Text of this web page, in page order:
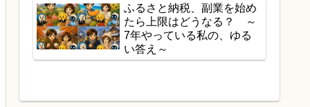
ふるさと納税、副業を始め
たら上限はどうなる？ ～
7年やっている私の、ゆる
い答え～